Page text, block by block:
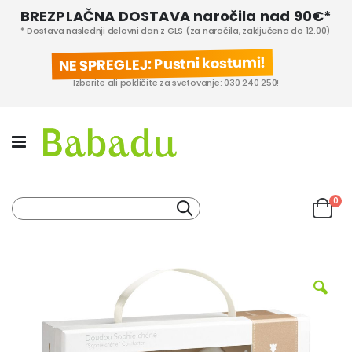
BREZPLAČNA DOSTAVA naročila nad 90€*
* Dostava naslednji delovni dan z GLS (za naročila, zaključena do 12.00)
NE SPREGLEJ: Pustni kostumi!
Izberite ali pokličite za svetovanje: 030 240 250!
Iskanje
Cart
0izd.